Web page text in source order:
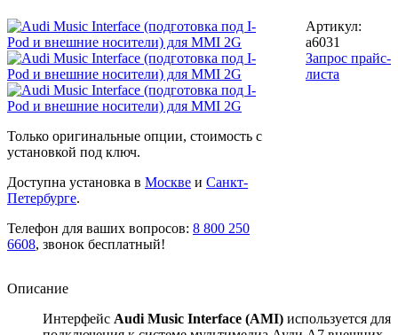
Только оригинальные опции, стоимость с
установкой под ключ.
Доступна установка в Москве и Санкт-
Петербурге.
Телефон для ваших вопросов: 8 800 250
6608, звонок бесплатный!
Артикул:
a6031
Запрос прайс-
листа
Описание
Интерфейс Audi Music Interface (AMI) используется для